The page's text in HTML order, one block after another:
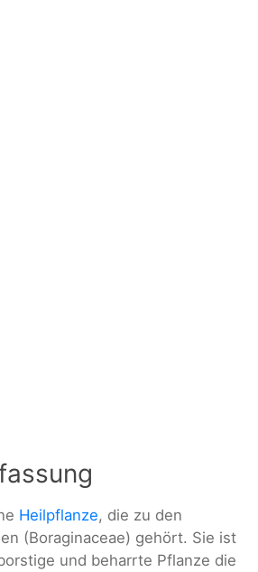
Heilpflanze, die zu den
(Boraginaceae) gehört. Sie ist
und beharrte Pflanze die